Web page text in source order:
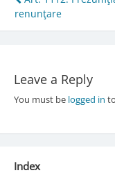
navigation
renunţare
Leave a Reply
You must be logged in
Index